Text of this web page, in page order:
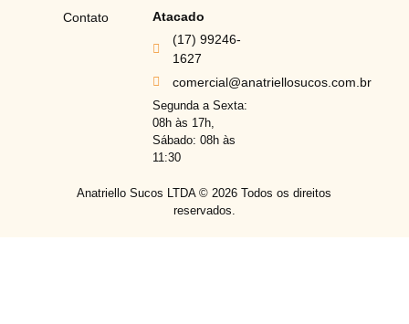
Contato
Atacado
(17) 99246-
1627
comercial@anatriellosucos.com.br
Segunda a Sexta:
08h às 17h,
Sábado: 08h às
11:30
Anatriello Sucos LTDA © 2026 Todos os direitos
reservados.